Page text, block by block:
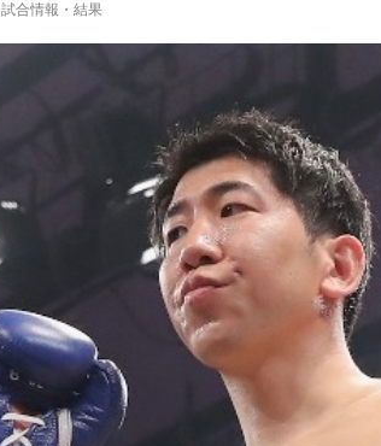
試合情報・結果